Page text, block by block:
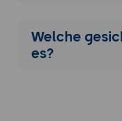
Welche
es?